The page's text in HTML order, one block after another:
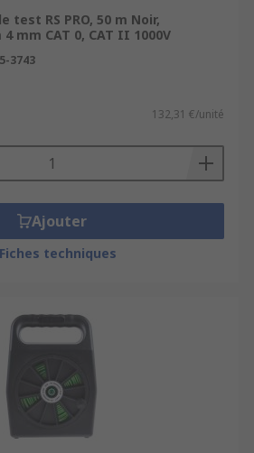
test RS PRO, 50 m Noir,
mm CAT 0, CAT II 1000V
3743
132,31 €/unité
Ajouter
Fiches techniques